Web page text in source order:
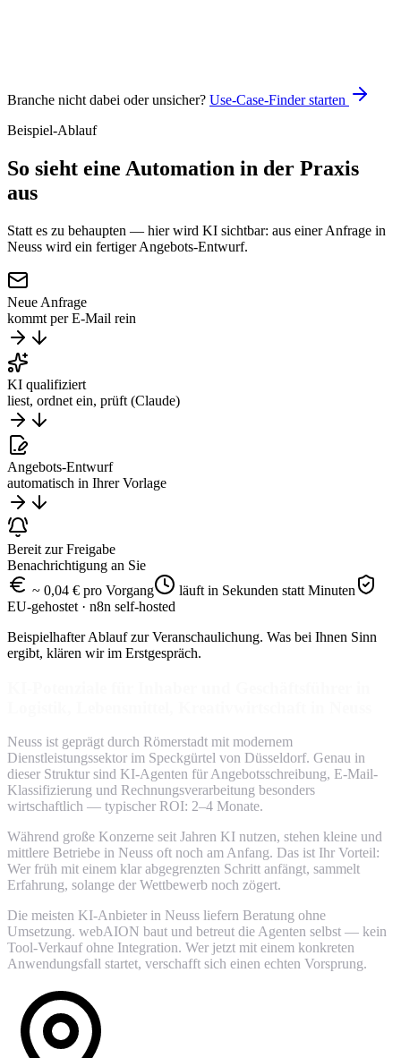
Branche nicht dabei oder unsicher? Use-Case-Finder starten
Beispiel-Ablauf
So sieht eine Automation in der Praxis
aus
Statt es zu behaupten — hier wird KI sichtbar: aus einer Anfrage in
Neuss wird ein fertiger Angebots-Entwurf.
Neue Anfrage
kommt per E-Mail rein
KI qualifiziert
liest, ordnet ein, prüft (Claude)
Angebots-Entwurf
automatisch in Ihrer Vorlage
Bereit zur Freigabe
Benachrichtigung an Sie
~ 0,04 € pro Vorgang
läuft in Sekunden statt Minuten
EU-gehostet · n8n self-hosted
Beispielhafter Ablauf zur Veranschaulichung. Was bei Ihnen Sinn
ergibt, klären wir im Erstgespräch.
Neuss ist geprägt durch Römerstadt mit modernem
Dienstleistungssektor im Speckgürtel von Düsseldorf. Genau in
dieser Struktur sind KI-Agenten für Angebotsschreibung, E-Mail-
Klassifizierung und Rechnungsverarbeitung besonders
wirtschaftlich — typischer ROI: 2–4 Monate.
Während große Konzerne seit Jahren KI nutzen, stehen kleine und
mittlere Betriebe in Neuss oft noch am Anfang. Das ist Ihr Vorteil:
Wer früh mit einem klar abgegrenzten Schritt anfängt, sammelt
Erfahrung, solange der Wettbewerb noch zögert.
Die meisten KI-Anbieter in Neuss liefern Beratung ohne
Umsetzung. webAION baut und betreut die Agenten selbst — kein
Tool-Verkauf ohne Integration. Wer jetzt mit einem konkreten
Anwendungsfall startet, verschafft sich einen echten Vorsprung.